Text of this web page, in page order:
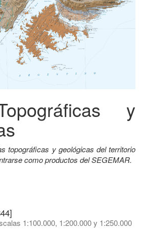
y
topográficas y geológicas del territorio
como productos del SEGEMAR.
1:100.000, 1:200.000 y 1:250.000